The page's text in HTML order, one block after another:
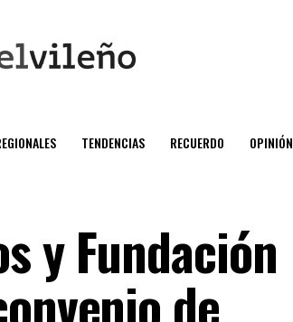
TENDENCIAS RECUERDO OPINIÓN
y Fundación
de